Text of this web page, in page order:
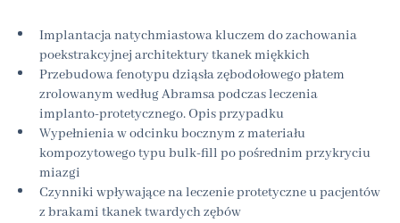
Implantacja natychmiastowa kluczem do zachowania
poekstrakcyjnej architektury tkanek miękkich
Przebudowa fenotypu dziąsła zębodołowego płatem
zrolowanym według Abramsa podczas leczenia
implanto‑protetycznego. Opis przypadku
Wypełnienia w odcinku bocznym z materiału
kompozytowego typu bulk‑fill po pośrednim przykryciu
miazgi
Czynniki wpływające na leczenie protetyczne u pacjentów
z brakami tkanek twardych zębów